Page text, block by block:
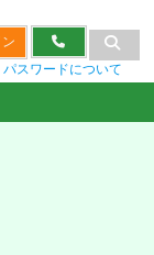
スワードについて